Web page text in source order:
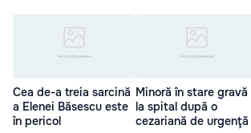
Cea de-a treia sarcină
a Elenei Băsescu este
în pericol
Minoră în stare gravă
la spital după o
cezariană de urgenţă